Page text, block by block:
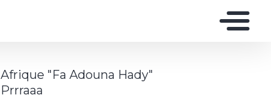
Afrique "Fa Adouna Hady"
Prrraaa